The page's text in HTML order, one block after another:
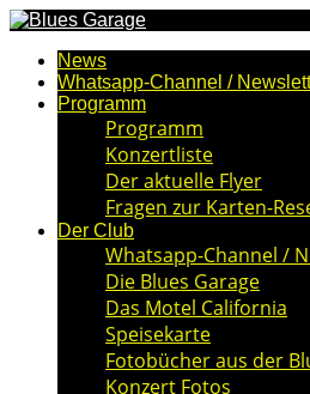
News
Whatsapp-Channel /
Programm
Programm
Konzertliste
Der aktuelle Flyer
Fragen zur Karten-
Der Club
Whatsapp-Channel /
Die Blues Garage
Das Motel California
Speisekarte
Fotobücher aus der
Konzert Fotos